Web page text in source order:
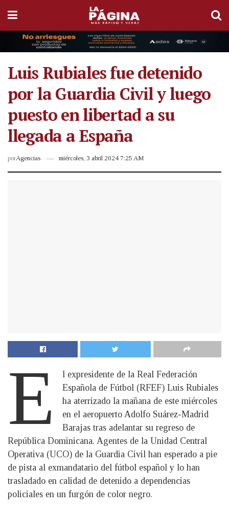
Luis Rubiales fue detenido
por la Guardia Civil y luego
puesto en libertad a su
llegada a España
porAgencias miércoles, 3 abril 2024 7:25 AM
E
l expresidente de la Real Federación
Española de Fútbol (RFEF) Luis Rubiales
ha aterrizado la mañana de este miércoles
en el aeropuerto Adolfo Suárez-Madrid
Barajas tras adelantar su regreso de
República Dominicana. Agentes de la Unidad Central
Operativa (UCO) de la Guardia Civil han esperado a pie
de pista al exmandatario del fútbol español y lo han
trasladado en calidad de detenido a dependencias
policiales en un furgón de color negro.